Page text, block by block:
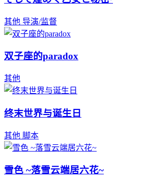
其他 导演/监督
双子座的paradox
其他
终末世界与诞生日
其他 脚本
雪色 ~落雪云端居六花~